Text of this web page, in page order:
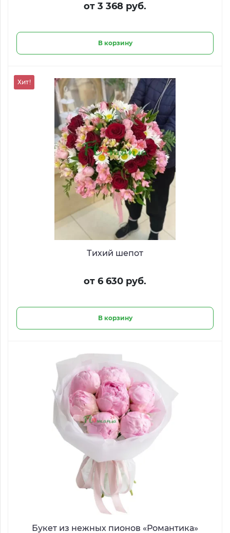
от 3 368 руб.
В корзину
Тихий шепот
от 6 630 руб.
В корзину
Хит!
Букет из нежных пионов «Романтика»